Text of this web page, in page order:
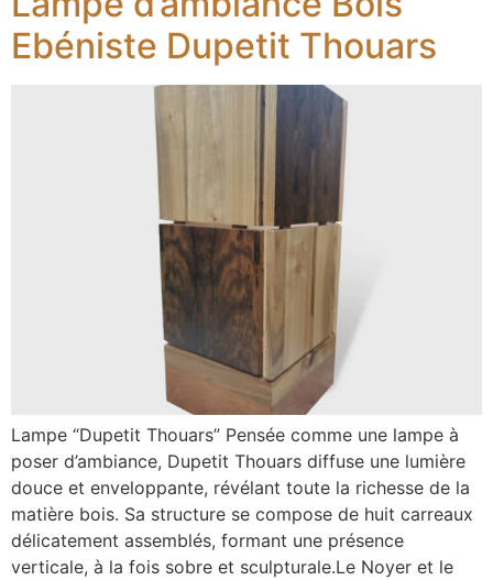
Ebéniste Dupetit Thouars
Lampe “Dupetit Thouars” Pensée comme une lampe à
poser d’ambiance, Dupetit Thouars diffuse une lumière
douce et enveloppante, révélant toute la richesse de la
matière bois. Sa structure se compose de huit carreaux
délicatement assemblés, formant une présence
verticale, à la fois sobre et sculpturale.Le Noyer et le